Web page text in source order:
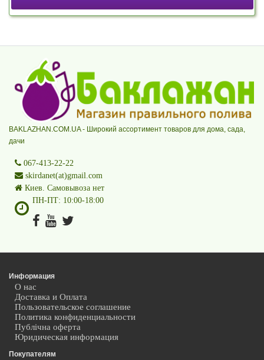
BAKLAZHAN.COM.UA - Широкий ассортимент товаров для дома, сада,
дачи
067-413-22-22
skirdanet(at)gmail.com
Киев. Самовывоза нет
ПН-ПТ: 10:00-18:00
Информация
О нас
Доставка и Оплата
Пользовательское соглашение
Политика конфиденциальности
Публічна оферта
Юридическая информация
Покупателям